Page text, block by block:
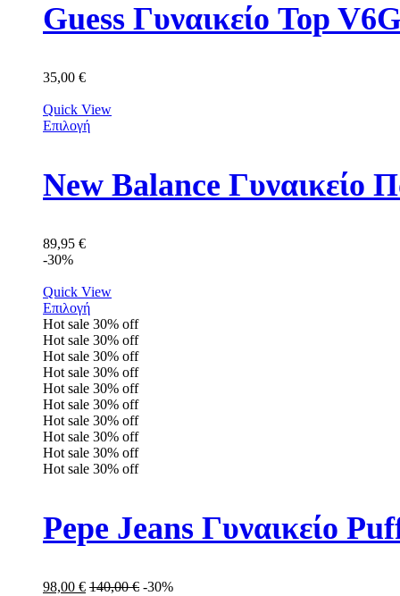
Guess Γυναικείο Top
35,00 €
Quick View
Επιλογή
New Balance
89,95 €
-30%
Quick View
Επιλογή
Hot sale 30% off
Hot sale 30% off
Hot sale 30% off
Hot sale 30% off
Hot sale 30% off
Hot sale 30% off
Hot sale 30% off
Hot sale 30% off
Hot sale 30% off
Hot sale 30% off
Pepe Jeans Γυναικείο
98,00 € 140,00€ -30%